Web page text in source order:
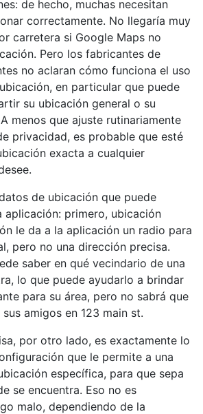
de hecho, muchas necesitan
correctamente. No llegaría muy
carretera si Google Maps no
Pero los fabricantes de
no aclaran cómo funciona el uso
en particular que puede
su ubicación general o su
menos que ajuste rutinariamente
privacidad, es probable que esté
exacta a cualquier
de ubicación que puede
aplicación: primero, ubicación
le da a la aplicación un radio para
pero no una dirección precisa.
saber en qué vecindario de una
lo que puede ayudarlo a brindar
para su área, pero no sabrá que
amigos en 123 main st.
por otro lado, es exactamente lo
que le permite a una
específica, para que sepa
se encuentra. Eso no es
malo, dependiendo de la